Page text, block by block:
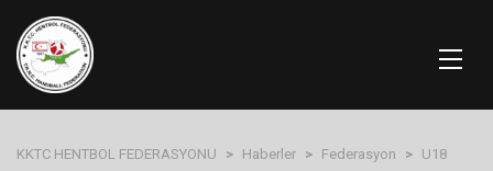
KKTC HENTBOL FEDERASYONU > Haberler > Federasyon > U18